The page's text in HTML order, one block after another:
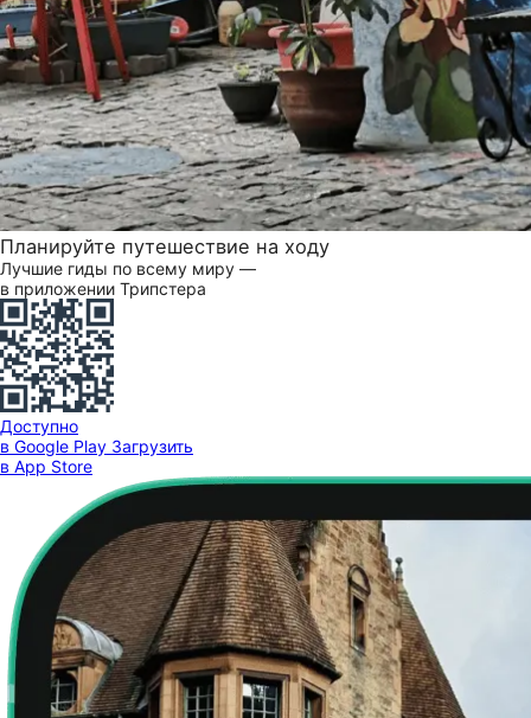
Планируйте путешествие на ходу
Лучшие гиды по всему миру —
в приложении Трипстера
Доступно
в Google Play Загрузить
в App Store